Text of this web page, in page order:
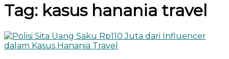
Tag: kasus hanania travel